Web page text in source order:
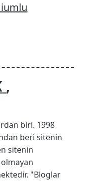
,
biri. 1998
beri sitenin
sitenin
"Bloglar